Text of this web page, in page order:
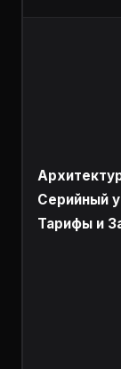
Серийный
Тарифы и